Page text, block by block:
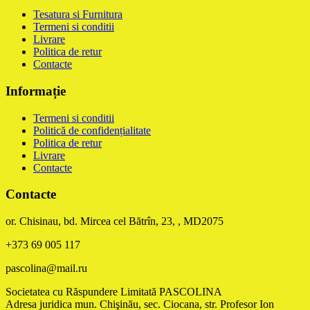
Tesatura si Furnitura
Termeni si conditii
Livrare
Politica de retur
Contacte
Informație
Termeni si conditii
Politică de confidențialitate
Politica de retur
Livrare
Contacte
Contacte
or. Chisinau, bd. Mircea cel Bătrîn, 23, , MD2075
+373 69 005 117
pascolina@mail.ru
Societatea cu Răspundere Limitată PASCOLINA
Adresa juridica mun. Chişinău, sec. Ciocana, str. Profesor Ion